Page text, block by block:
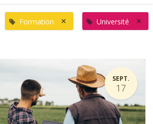
Formation × Université ×
SEPT.
17